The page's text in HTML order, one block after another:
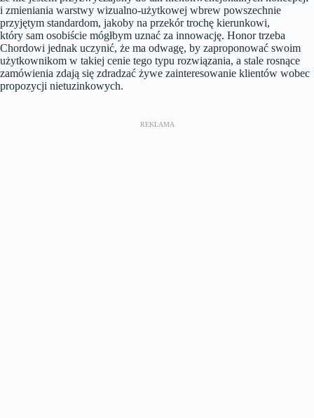
i zmieniania warstwy wizualno-użytkowej wbrew powszechnie
przyjętym standardom, jakoby na przekór trochę kierunkowi,
który sam osobiście mógłbym uznać za innowację. Honor trzeba
Chordowi jednak uczynić, że ma odwagę, by zaproponować swoim
użytkownikom w takiej cenie tego typu rozwiązania, a stale rosnące
zamówienia zdają się zdradzać żywe zainteresowanie klientów wobec
propozycji nietuzinkowych.